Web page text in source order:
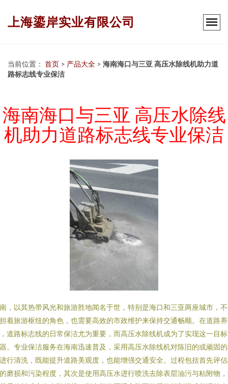
上海鎏岸实业有限公司
当前位置： 首页 > 产品大全 > 海南海口与三亚 高压水除线机助力道
路标志线专业保洁
海南海口与三亚 高压水除线
机助力道路标志线专业保洁
，以其热带风光和旅游胜地闻名于世，特别是海口和三亚两座城市，
着旅游枢纽的角色，也需要高效的市政维护来保持交通畅顺。在道路
道路标志线的日常保洁尤为重要，而高压水除线机成为了实现这一目
。专业保洁服务在海南迅速普及，采用高压水除线机对陈旧的或顽固
行清洗，既能提升道路美观度，也能增强交通安全。过程包括首先评
磨损和污染程度，其次是使用高压水进行喷洗去除表层油污与粘附物